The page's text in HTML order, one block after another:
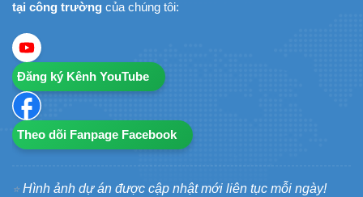
tại công trường của chúng tôi:
Đăng ký Kênh YouTube
Theo dõi Fanpage Facebook
⭐ Hình ảnh dự án được cập nhật mới liên tục mỗi ngày!